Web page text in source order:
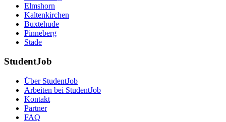
Elmshorn
Kaltenkirchen
Buxtehude
Pinneberg
Stade
StudentJob
Über StudentJob
Arbeiten bei StudentJob
Kontakt
Partner
FAQ